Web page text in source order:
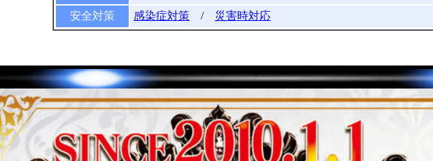
安全対策
感染症対策 / 災害時対応